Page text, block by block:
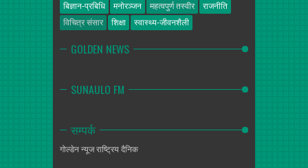
बिज्ञान-प्रबिधि
मनोरञ्जन महत्वपुर्ण तस्वीर
राजनीति
विचित्र संसार
शिक्षा स्वास्थ्य-जीवनशैली
GOLDEN NEWS
SUNAULO FM
सम्पर्क
गोल्डेन न्यूजराष्ट्रिय दैनिक